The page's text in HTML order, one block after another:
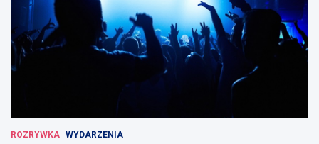
ROZRYWKA WYDARZENIA